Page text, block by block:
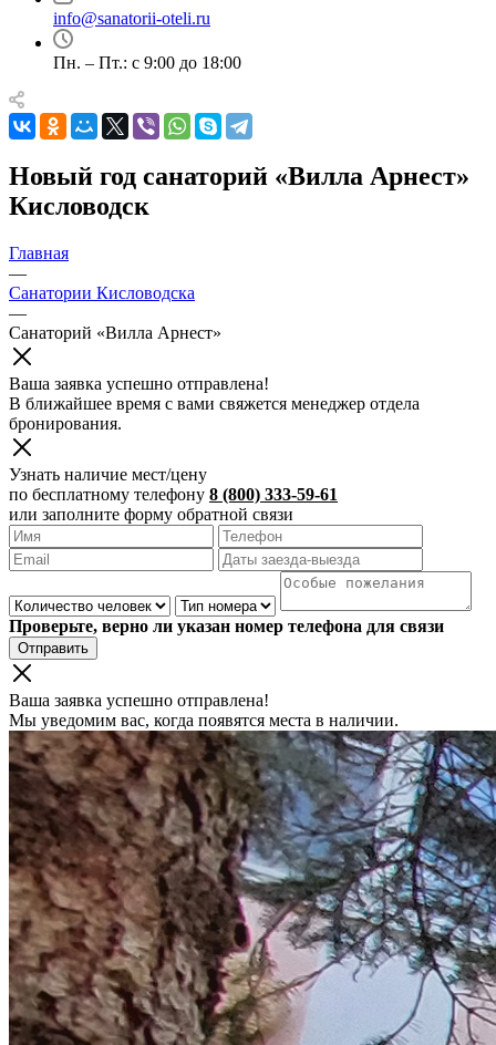
info@sanatorii-oteli.ru
Пн. – Пт.: с 9:00 до 18:00
Новый год санаторий «Вилла Арнест»
Кисловодск
Главная
—
Санатории Кисловодска
—
Санаторий «Вилла Арнест»
Ваша заявка успешно отправлена!
В ближайшее время с вами свяжется менеджер отдела
бронирования.
Узнать наличие мест/цену
по бесплатному телефону 8 (800) 333-59-61
или заполните форму обратной связи
Проверьте, верно ли указан номер телефона для связи
Отправить
Ваша заявка успешно отправлена!
Мы уведомим вас, когда появятся места в наличии.